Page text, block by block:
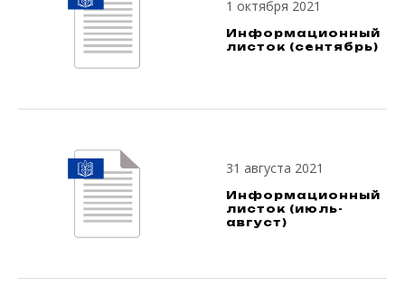
1 октября 2021
Информационный
листок (сентябрь)
31 августа 2021
Информационный
листок (июль-
август)